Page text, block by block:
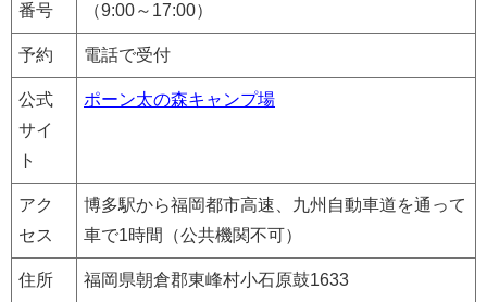
番号
（9:00～17:00）
予約 電話で受付
公式
サイ
ト
ポーン太の森キャンプ場
アク
セス
博多駅から福岡都市高速、九州自動車道を通って
車で1時間（公共機関不可）
住所 福岡県朝倉郡東峰村小石原鼓1633